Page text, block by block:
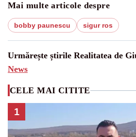
Mai multe articole despre
bobby paunescu sigur ros
Urmărește știrile Realitatea de
News
CELE MAI CITITE
1